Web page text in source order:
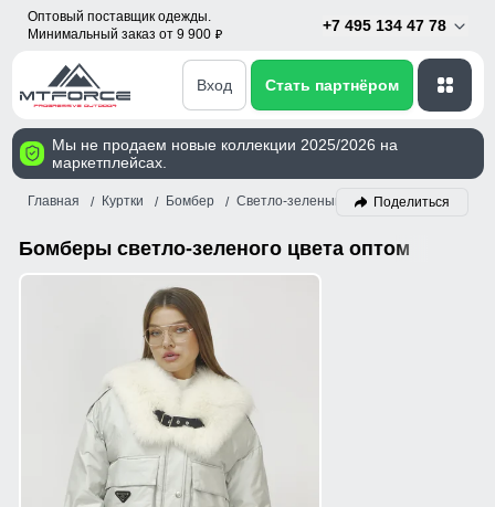
Оптовый поставщик одежды.
Минимальный заказ от 9 900 p
+7 495 134 47 78
Вход Стать партнёром
Мы не продаем новые коллекции 2025/2026 на
маркетплейсах.
Главная Куртки Бомбер Светло-зеленый Поделиться
Бомберы светло-зеленого цвета оптом